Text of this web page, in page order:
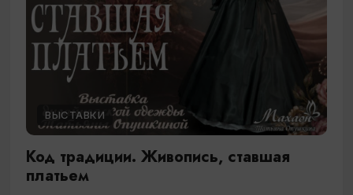
ВЫСТАВКИ
Код традиции. Живопись, ставшая
платьем